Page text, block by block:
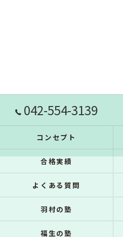
042-554-3139
コンセプト
合格実績
よくある質問
羽村の塾
福生の塾